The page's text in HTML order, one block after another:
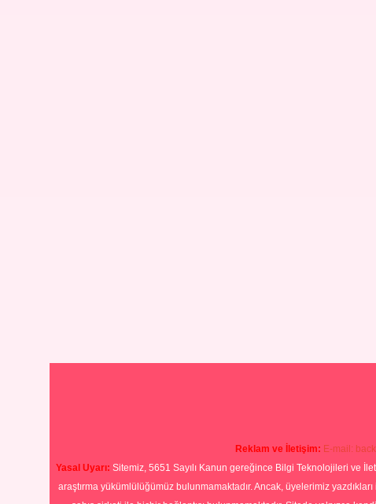
Reklam ve İletişim: E-mail:
Yasal Uyarı: Sitemiz, 5651 Sayılı Kanun gereğince Bilgi Teknolojileri ve
araştırma yükümlülüğümüz bulunmamaktadır. Ancak, üyelerimiz